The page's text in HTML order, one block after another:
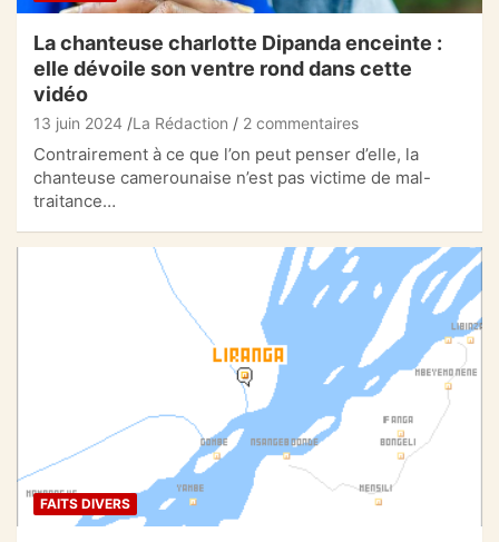
La chanteuse charlotte Dipanda enceinte :
elle dévoile son ventre rond dans cette
vidéo
13 juin 2024 La Rédaction 2 commentaires
Contrairement à ce que l’on peut penser d’elle, la
chanteuse camerounaise n’est pas victime de mal-
traitance…
FAITS DIVERS